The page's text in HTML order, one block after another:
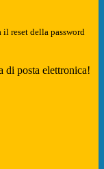
reset della password
di posta elettronica!